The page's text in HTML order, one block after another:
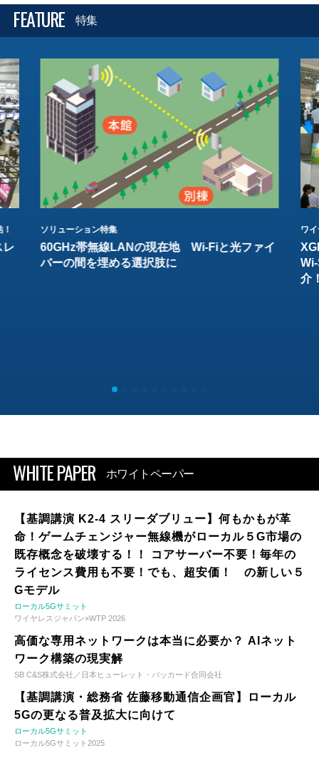
FEATURE 特集
レ
ソリューション特集
60GHz帯無線LANの現在地 Wi-Fiと光ファイ
バーの間を埋める選択肢に
ワ
介
WHITE PAPER ホワイトペーパー
【基調講演 K2-4 スリーダブリュー】何もかもが革
命！ゲームチェンジャー無線機がローカル５G市場の
既存概念を破壊する！！ コアサーバー不要！毎年の
ライセンス費用も不要！でも、超安価！ の新しい５
Gモデル
ローカル5Gサミット
ワイヤレスジャパン×WTP 2026
高価な専用ネットワークは本当に必要か？ AIネット
ワーク構築の現実解
SB C&S株式会社／日本ヒューレット・パッカード合同会社
【基調講演・総務省 佐藤移動通信企画官】ローカル
5Gの更なる普及拡大に向けて
ローカル5Gサミット
ローカル5Gサミット2025